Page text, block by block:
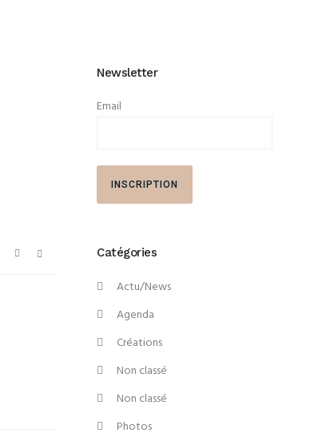
Newsletter
Email
Catégories
Actu/News
Agenda
Créations
Non classé
Non classé
Photos